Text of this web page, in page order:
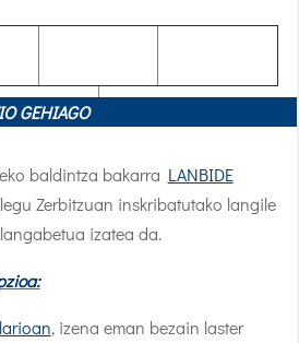
GEHIAGO
baldintza bakarra LANBIDE
Zerbitzuan inskribatutako langile
izatea da.
, izena eman bezain laster